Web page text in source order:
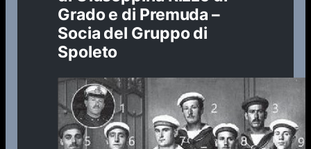
Grado e di Premuda –
Socia del Gruppo di
Spoleto